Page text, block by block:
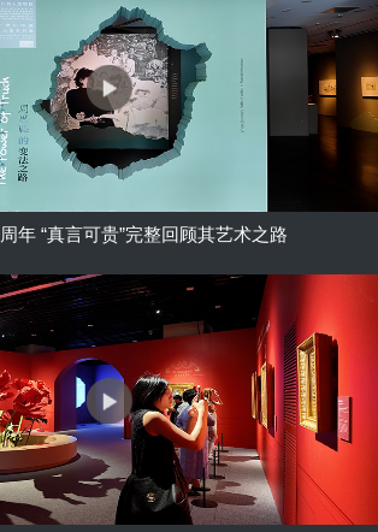
年 “真言可贵”完整回顾其艺术之路